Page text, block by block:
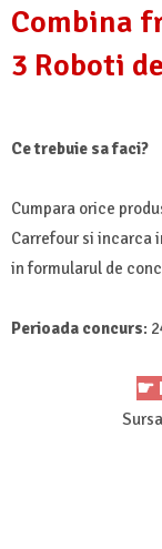
Combina
3 Roboti
Ce trebuie sa faci?
Cumpara orice
Carrefour si incarca
in formularul de
Perioada concurs:
☛